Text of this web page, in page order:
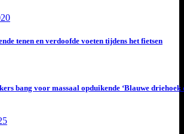
tenen en verdoofde voeten tijdens het fietsen
bang voor massaal opduikende ‘Blauwe driehoek